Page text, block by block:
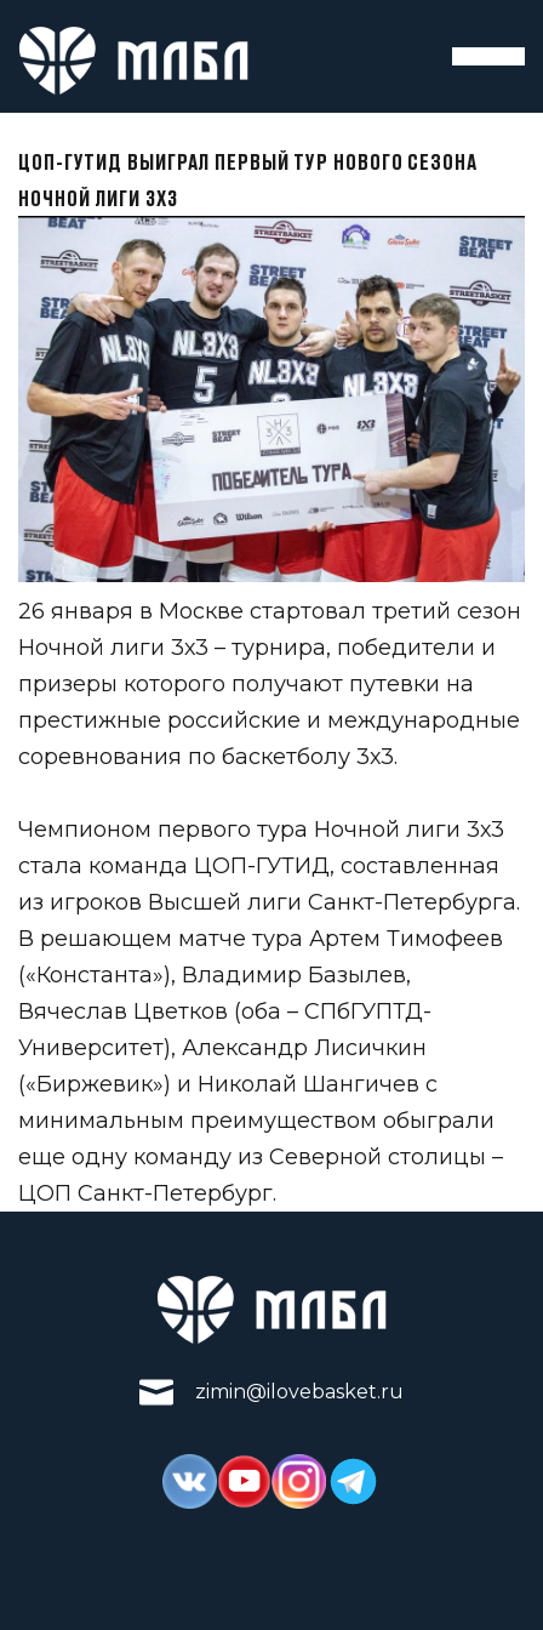
ЦОП-ГУТИД ВЫИГРАЛ ПЕРВЫЙ ТУР НОВОГО СЕЗОНА
НОЧНОЙ ЛИГИ 3Х3
26 января в Москве стартовал третий сезон
Ночной лиги 3х3 – турнира, победители и
призеры которого получают путевки на
престижные российские и международные
соревнования по баскетболу 3х3.
Чемпионом первого тура Ночной лиги 3х3
стала команда ЦОП-ГУТИД, составленная
из игроков Высшей лиги Санкт-Петербурга.
В решающем матче тура Артем Тимофеев
(«Константа»), Владимир Базылев,
Вячеслав Цветков (оба – СПбГУПТД-
Университет), Александр Лисичкин
(«Биржевик») и Николай Шангичев с
минимальным преимуществом обыграли
еще одну команду из Северной столицы –
ЦОП Санкт-Петербург.
zimin@ilovebasket.ru